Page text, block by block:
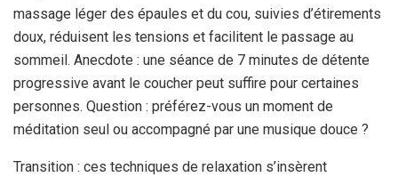
massage léger des épaules et du cou, suivies d’étirements
doux, réduisent les tensions et facilitent le passage au
sommeil. Anecdote : une séance de 7 minutes de détente
progressive avant le coucher peut suffire pour certaines
personnes. Question : préférez-vous un moment de
méditation seul ou accompagné par une musique douce ?
Transition : ces techniques de relaxation s’insèrent